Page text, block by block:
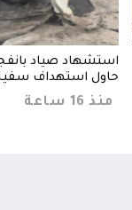
استشهاد صياد
حاول استهداف
منذ 16 ساعة